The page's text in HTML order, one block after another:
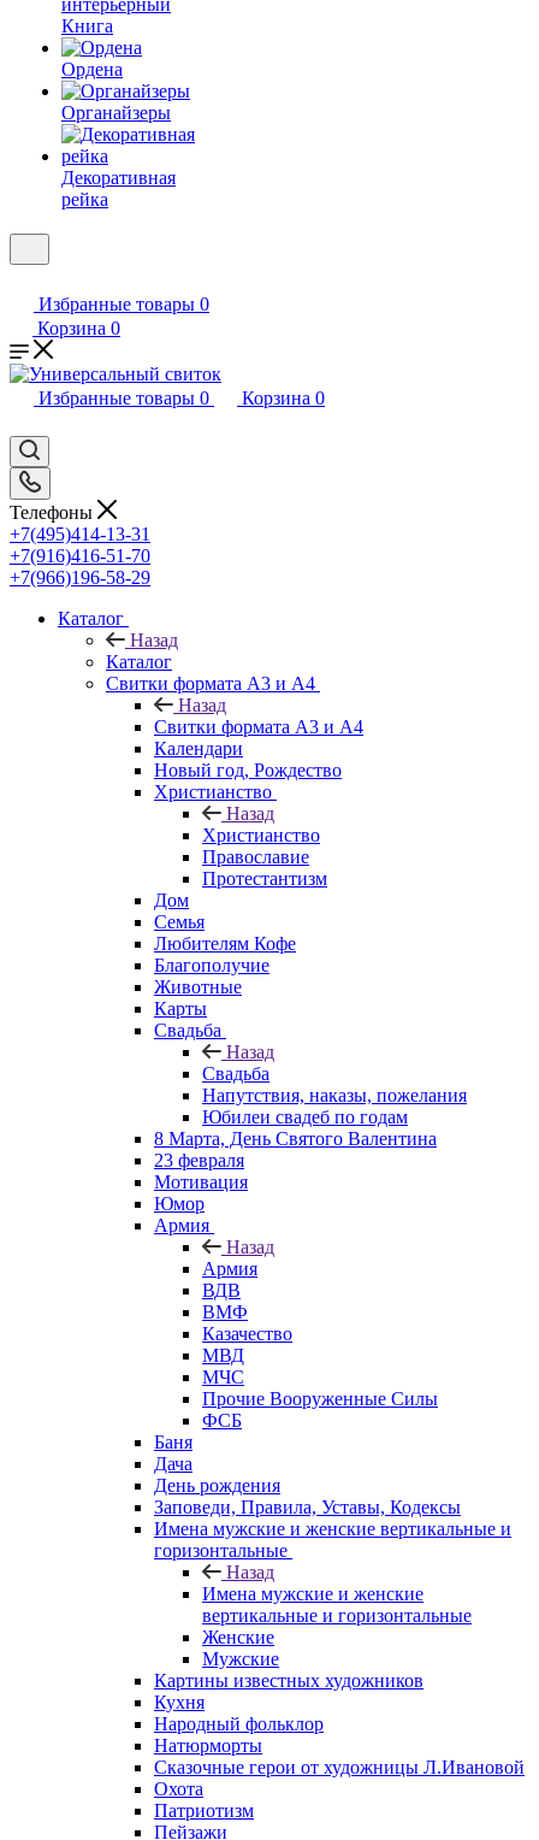
интерьерный
Книга
Ордена
Органайзеры
Декоративная
рейка
Избранные товары 0
Корзина 0
Избранные товары 0 Корзина 0
Телефоны
+7(495)414-13-31
+7(916)416-51-70
+7(966)196-58-29
Каталог
Назад
Каталог
Свитки формата А3 и А4
Назад
Свитки формата А3 и А4
Календари
Новый год, Рождество
Христианство
Назад
Христианство
Православие
Протестантизм
Дом
Семья
Любителям Кофе
Благополучие
Животные
Карты
Свадьба
Назад
Свадьба
Напутствия, наказы, пожелания
Юбилеи свадеб по годам
8 Марта, День Святого Валентина
23 февраля
Мотивация
Юмор
Армия
Назад
Армия
ВДВ
ВМФ
Казачество
МВД
МЧС
Прочие Вооруженные Силы
ФСБ
Баня
Дача
День рождения
Заповеди, Правила, Уставы, Кодексы
Имена мужские и женские вертикальные и
горизонтальные
Назад
Имена мужские и женские
вертикальные и горизонтальные
Женские
Мужские
Картины известных художников
Кухня
Народный фольклор
Натюрморты
Сказочные герои от художницы Л.Ивановой
Охота
Патриотизм
Пейзажи